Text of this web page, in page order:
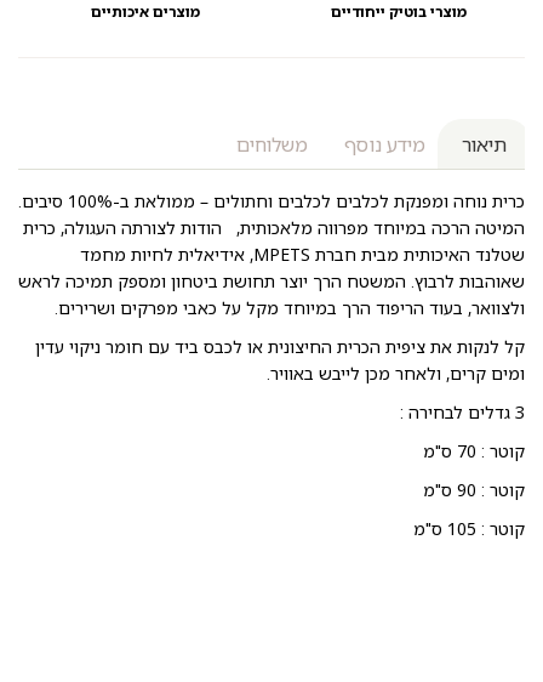
תיאור מידע נוסף משלוחים
כרית נוחה ומפנקת לכלבים לכלבים וחתולים – ממולאת ב-100% סיבים.
המיטה הרכה במיוחד מפרווה מלאכותית, הודות לצורתה העגולה, כרית
שטלנד האיכותית מבית חברת MPETS, אידיאלית לחיות מחמד
שאוהבות לרבוץ. המשטח הרך יוצר תחושת ביטחון ומספק תמיכה לראש
ולצוואר, בעוד הריפוד הרך במיוחד מקל על כאבי מפרקים ושרירים.
קל לנקות את ציפית הכרית החיצונית או לכבס ביד עם חומר ניקוי עדין
ומים קרים, ולאחר מכן לייבש באוויר.
3 גדלים לבחירה :
קוטר : 70 ס"מ
קוטר : 90 ס"מ
קוטר : 105 ס"מ
מוצרי בוטיק ייחודיים מוצרים איכותיים